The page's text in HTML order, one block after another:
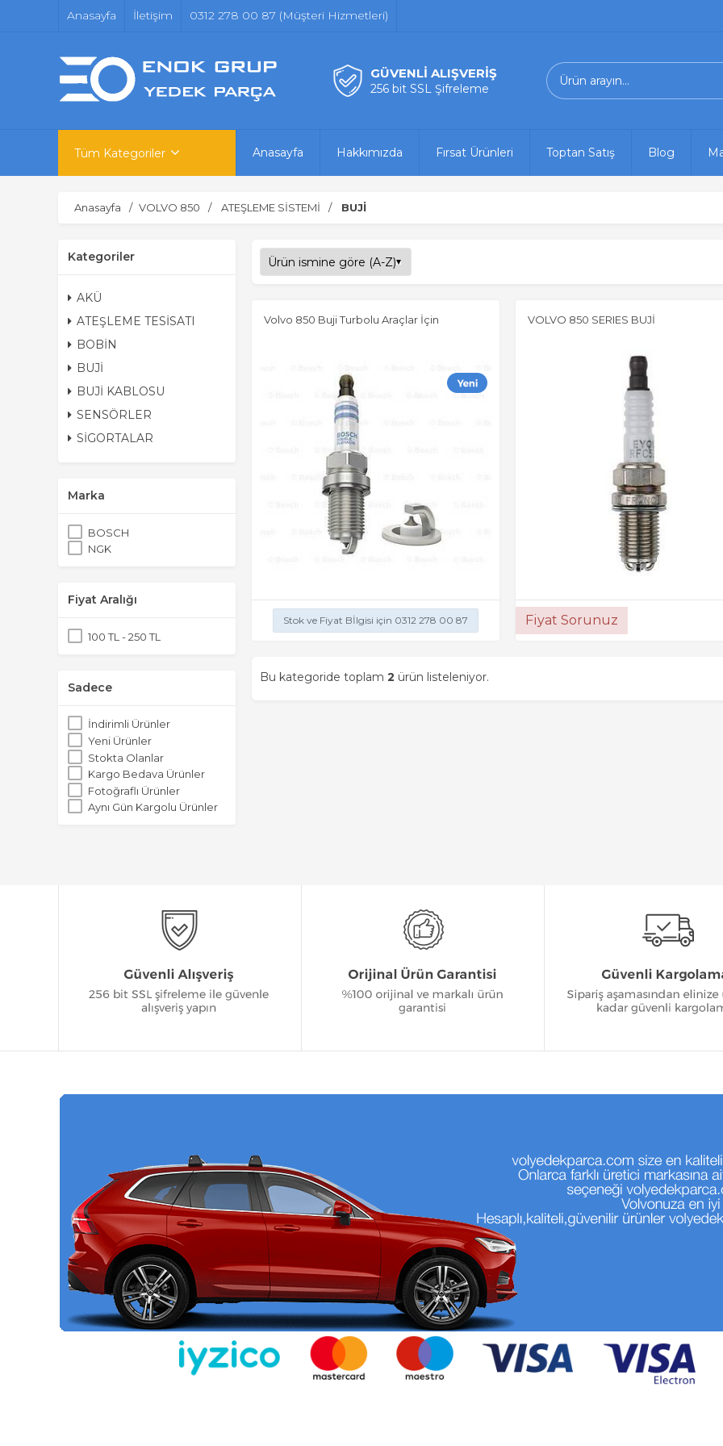
Anasayfa İletişim 0312 278 00 87 (Müşteri Hizmetleri)
GÜVENLİ ALIŞVERİŞ
256 bit SSL Şifreleme
Tüm Kategoriler Anasayfa Hakkımızda Fırsat Ürünleri Toptan Satış Blog
Anasayfa VOLVO 850 ATEŞLEME SİSTEMİ BUJİ
Kategoriler
AKÜ
ATEŞLEME TESİSATI
BOBİN
BUJİ
BUJİ KABLOSU
SENSÖRLER
SİGORTALAR
Marka
BOSCH
NGK
Fiyat Aralığı
100 TL - 250 TL
Sadece
İndirimli Ürünler
Yeni Ürünler
Stokta Olanlar
Kargo Bedava Ürünler
Fotoğraflı Ürünler
Aynı Gün Kargolu Ürünler
Volvo 850 Buji Turbolu Araçlar İçin
Stok ve Fiyat Bİlgisi için 0312 278 00 87
VOLVO 850 SERIES BUJİ
Fiyat Sorunuz
Bu kategoride toplam 2 ürün listeleniyor.